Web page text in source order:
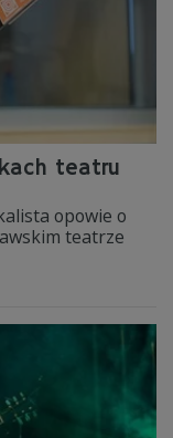
teatru
opowie o
teatrze